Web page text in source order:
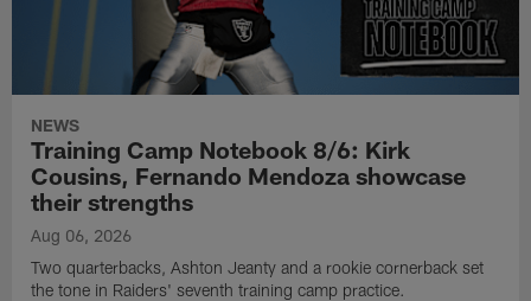
NEWS
Training Camp Notebook 8/6: Kirk
Cousins, Fernando Mendoza showcase
their strengths
Aug 06, 2026
Two quarterbacks, Ashton Jeanty and a rookie cornerback set
the tone in Raiders' seventh training camp practice.